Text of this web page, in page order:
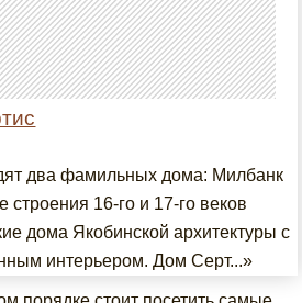
два фамильных дома: Милбанк
16-го и 17-го веков
дома Якобинской архитектуры с
интерьером. Дом Серт...»